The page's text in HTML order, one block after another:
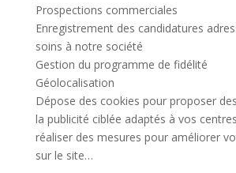
Prospections commerciales
Enregistrement des candidatures
soins à notre société
Gestion du programme de fidélité
Géolocalisation
Dépose des cookies pour proposer
la publicité ciblée adaptés à vos
réaliser des mesures pour améliorer
sur le site…